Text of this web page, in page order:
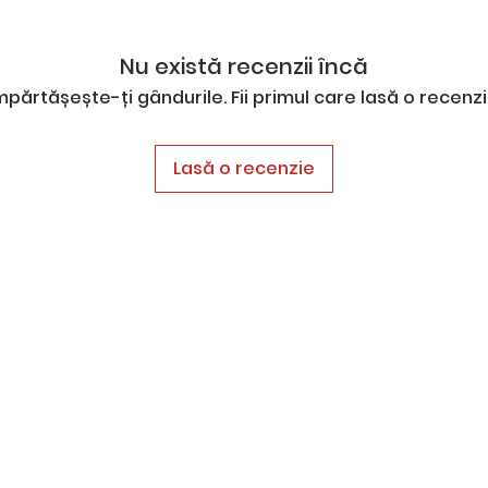
Nu există recenzii încă
ți gândurile. Fii primul care lasă o
Lasă o recenzie